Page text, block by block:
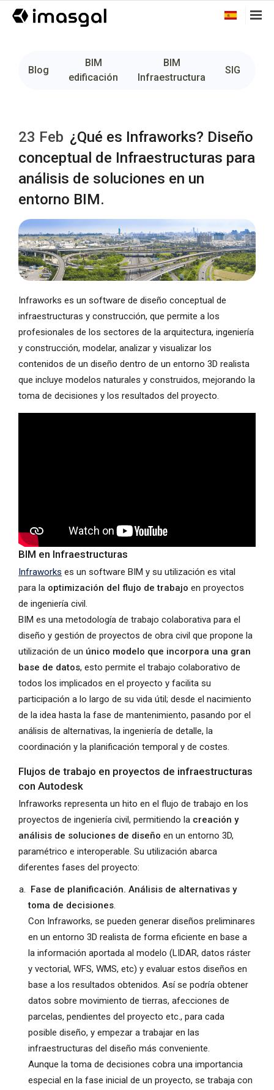
Blog
BIM
edificación
BIM
Infraestructura
SIG
23 Feb ¿Qué es Infraworks? Diseño
conceptual de Infraestructuras para
análisis de soluciones en un
entorno BIM.
Infraworks es un software de diseño conceptual de
infraestructuras y construcción, que permite a los
profesionales de los sectores de la arquitectura, ingeniería
y construcción, modelar, analizar y visualizar los
contenidos de un diseño dentro de un entorno 3D realista
que incluye modelos naturales y construidos, mejorando la
toma de decisiones y los resultados del proyecto.
BIM en Infraestructuras
Infraworks es un software BIM y su utilización es vital
para la optimización del flujo de trabajo en proyectos
de ingeniería civil.
BIM es una metodología de trabajo colaborativa para el
diseño y gestión de proyectos de obra civil que propone la
utilización de un único modelo que incorpora una gran
base de datos, esto permite el trabajo colaborativo de
todos los implicados en el proyecto y facilita su
participación a lo largo de su vida útil; desde el nacimiento
de la idea hasta la fase de mantenimiento, pasando por el
análisis de alternativas, la ingeniería de detalle, la
coordinación y la planificación temporal y de costes.
Flujos de trabajo en proyectos de infraestructuras
con Autodesk
Infraworks representa un hito en el flujo de trabajo en los
proyectos de ingeniería civil, permitiendo la creación y
análisis de soluciones de diseño en un entorno 3D,
paramétrico e interoperable. Su utilización abarca
diferentes fases del proyecto:
Fase de planificación. Análisis de alternativas y
toma de decisiones.
Con Infraworks, se pueden generar diseños preliminares
en un entorno 3D realista de forma eficiente en base a
la información aportada al modelo (LIDAR, datos ráster
y vectorial, WFS, WMS, etc) y evaluar estos diseños en
base a los resultados obtenidos. Así se podría obtener
datos sobre movimiento de tierras, afecciones de
parcelas, pendientes del proyecto etc., para cada
posible diseño, y empezar a trabajar en las
infraestructuras del diseño más conveniente.
Aunque la toma de decisiones cobra una importancia
especial en la fase inicial de un proyecto, se trabaja con